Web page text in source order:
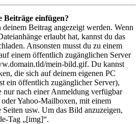
einfügen?
Beitrag angezeigt werden. Wenn
erlaubt hat, kannst du das
Ansonsten musst du zu einem
einem öffentlich zugänglichen Server
mein-bild.gif. Du kannst
die sich auf deinem eigenen PC
ein öffentlich zugänglicher Server),
nur nach einer Anmeldung verfügbar
Yahoo-Mailboxen, mit einem
Seiten usw. Um das Bild anzuzeigen,
Tag „[img]“.